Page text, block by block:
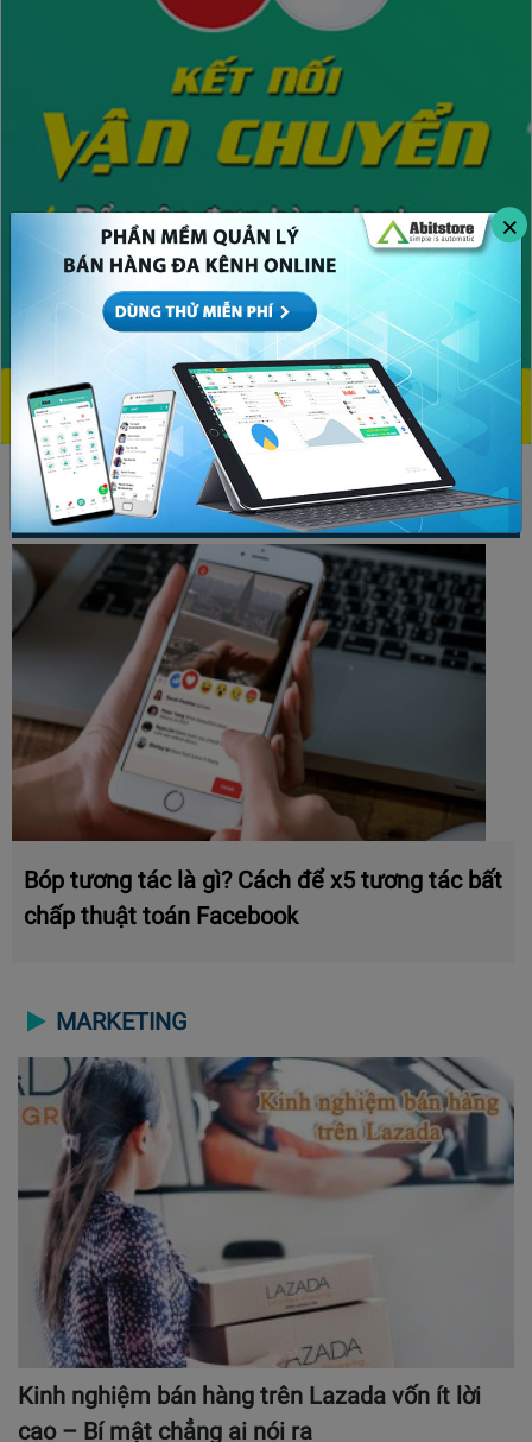
×
CHỦ ĐỀ HOT
Bóp tương tác là gì? Cách để x5 tương tác bất
chấp thuật toán Facebook
MARKETING
Kinh nghiệm bán hàng trên Lazada vốn ít lời
cao – Bí mật chẳng ai nói ra